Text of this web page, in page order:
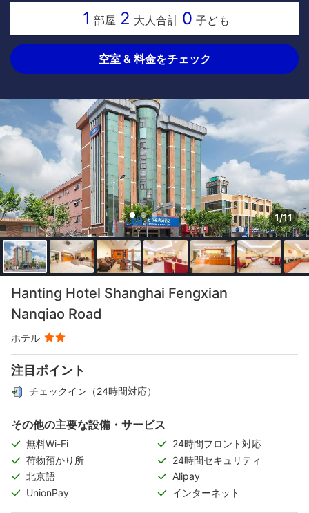
1 部屋 2 大人合計 0 子ども
空室 & 料金をチェック
1/11
Hanting Hotel Shanghai Fengxian
Nanqiao Road
ホテル
注目ポイント
チェックイン（24時間対応）
その他の主要な設備・サービス
無料Wi-Fi
24時間フロント対応
荷物預かり所
24時間セキュリティ
北京語
Alipay
UnionPay
インターネット